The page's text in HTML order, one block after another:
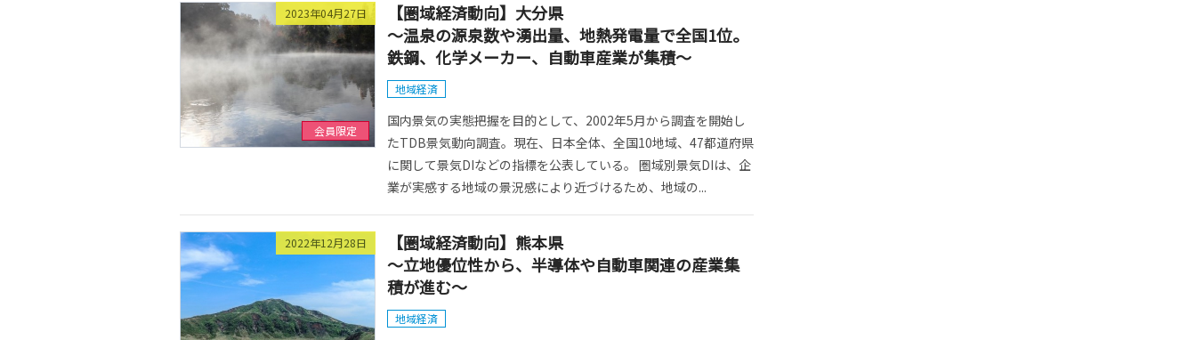
2023年04月27日
会員限定
【圏域経済動向】大分県
～温泉の源泉数や湧出量、地熱発電量で全国1位。
鉄鋼、化学メーカー、自動車産業が集積～
地域経済
国内景気の実態把握を目的として、2002年5月から調査を開始し
たTDB景気動向調査。現在、日本全体、全国10地域、47都道府県
に関して景気DIなどの指標を公表している。 圏域別景気DIは、企
業が実感する地域の景況感により近づけるため、地域の...
2022年12月28日
【圏域経済動向】熊本県
～立地優位性から、半導体や自動車関連の産業集
積が進む～
地域経済